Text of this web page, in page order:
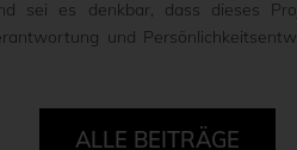
sei es denkbar, dass dieses
und
ALLE BEITRÄGE